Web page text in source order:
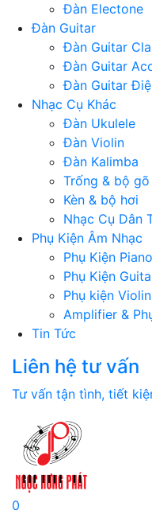
Đàn Electone
Đàn Guitar
Đàn Guitar
Đàn Guitar
Đàn Guitar
Nhạc Cụ Khác
Đàn Ukulele
Đàn Violin
Đàn Kalimba
Trống & bộ gõ
Kèn & bộ hơi
Nhạc Cụ Dân
Phụ Kiện Âm Nhạc
Phụ Kiện
Phụ Kiện
Phụ kiện Violin
Amplifier &
Tin Tức
Liên hệ tư vấn
Tư vấn tận tình, tiết
0